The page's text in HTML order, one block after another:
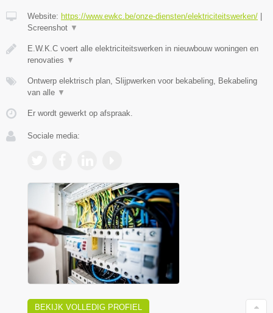
Website: https://www.ewkc.be/onze-diensten/elektriciteitswerken/
Screenshot ▼
E.W.K.C voert alle elektriciteitswerken in nieuwbouw woningen en
renovaties ▼
Ontwerp elektrisch plan, Slijpwerken voor bekabeling, Bekabeling
van alle ▼
Er wordt gewerkt op afspraak.
Sociale media:
BEKIJK VOLLEDIG PROFIEL